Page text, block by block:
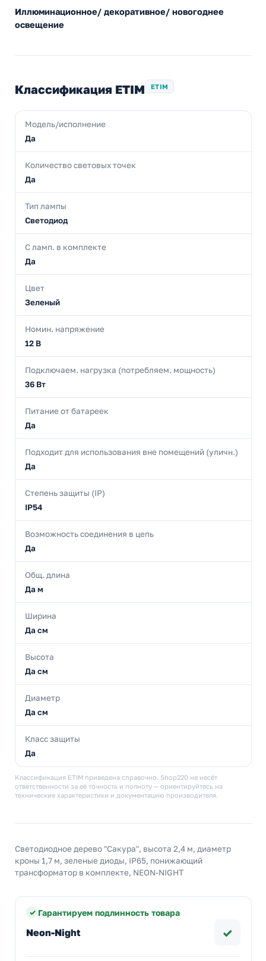
Иллюминационное/ декоративное/ новогоднее
освещение
Классификация ETIM ETIM
Модель/исполнение
Да
Количество световых точек
Да
Тип лампы
Светодиод
С ламп. в комплекте
Да
Цвет
Зеленый
Номин. напряжение
12 В
Подключаем. нагрузка (потребляем. мощность)
36 Вт
Питание от батареек
Да
Подходит для использования вне помещений (уличн.)
Да
Степень защиты (IP)
IP54
Возможность соединения в цепь
Да
Общ. длина
Да м
Ширина
Да см
Высота
Да см
Диаметр
Да см
Класс защиты
Да
Классификация ETIM приведена справочно. Shop220 не несёт
ответственности за её точность и полноту — ориентируйтесь на
технические характеристики и документацию производителя.
Светодиодное дерево "Сакура", высота 2,4 м, диаметр
кроны 1,7 м, зеленые диоды, IP65, понижающий
трансформатор в комплекте, NEON-NIGHT
Гарантируем подлинность товара
Neon-Night ✓